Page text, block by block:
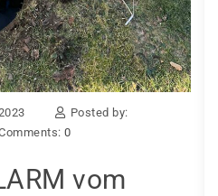
Posted by:
0
vom